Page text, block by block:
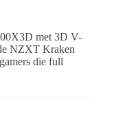
met 3D V-
NZXT Kraken
die full